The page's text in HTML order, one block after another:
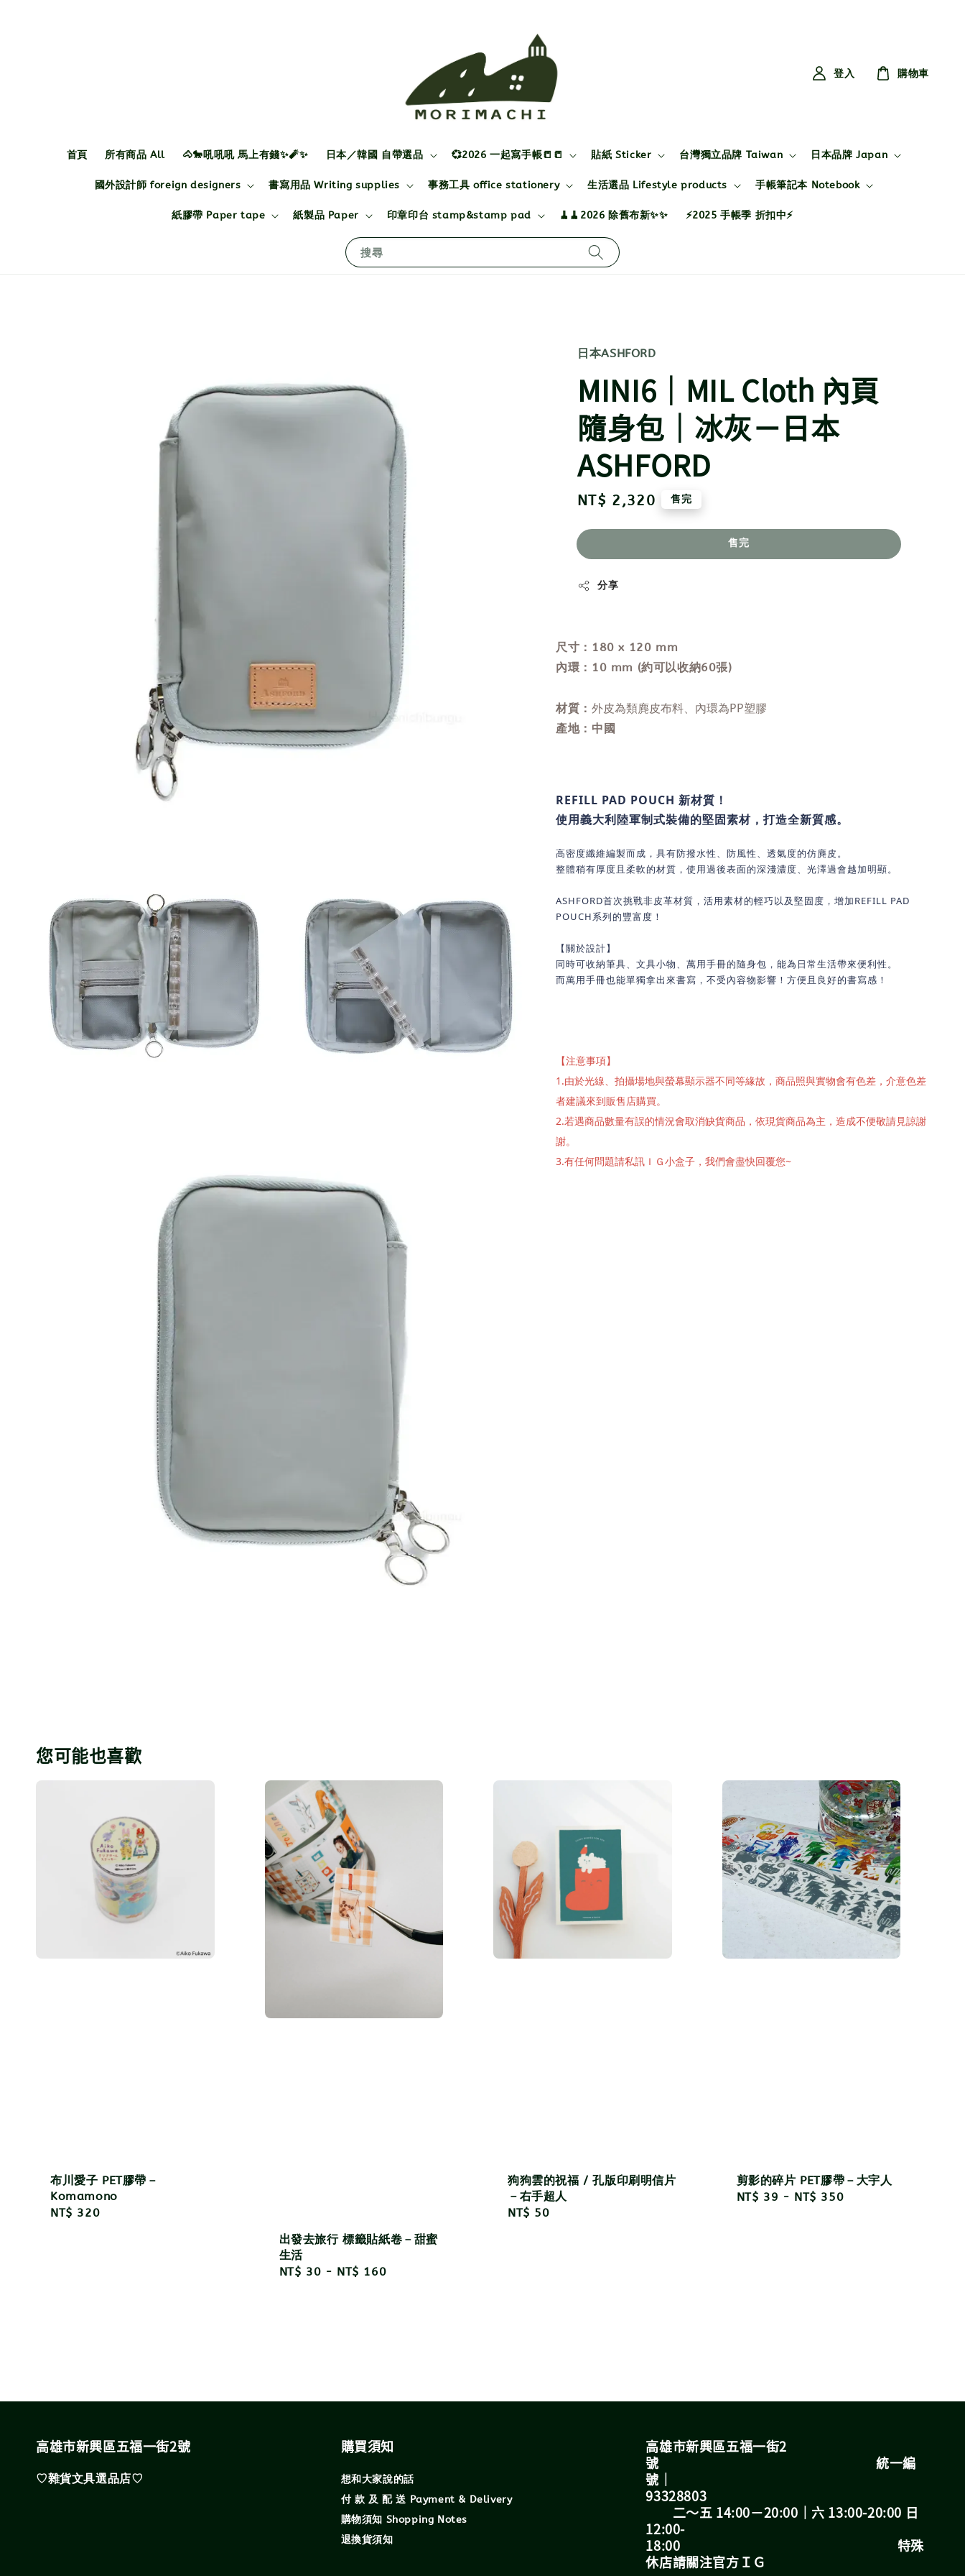
搜尋
首頁 所有商品 All 🐴🐎吼吼吼 馬上有錢✨🧨✨ 日本／韓國 自帶選品 💞2026 一起寫手帳📒📒 貼紙 Sticker 台灣獨立品牌 Taiwan 日本品牌 Japan
國外設計師 foreign designers 書寫用品 Writing supplies 事務工具 office stationery 生活選品 Lifestyle products 手帳筆記本 Notebook
紙膠帶 Paper tape 紙製品 Paper 印章印台 stamp&stamp pad 🧹🧹2026 除舊布新✨✨ ⚡2025 手帳季 折扣中⚡
登入 購物車
日本ASHFORD
MINI6｜MIL Cloth 內頁
隨身包｜冰灰－日本
ASHFORD
Regular
NT$ 2,320 售完
售完
分享
尺寸：180 x 120 mm
內環：10 mm (約可以收納60張)
材質： 外皮為類麂皮布料、內環為PP塑膠
產地：中國
REFILL PAD POUCH 新材質！
使用義大利陸軍制式裝備的堅固素材，打造全新質感。
高密度纖維編製而成，具有防撥水性、防風性、透氣度的仿麂皮。
整體稍有厚度且柔軟的材質，使用過後表面的深淺濃度、光澤過會越加明顯。
ASHFORD首次挑戰非皮革材質，活用素材的輕巧以及堅固度，增加REFILL PAD
POUCH系列的豐富度！
【關於設計】
同時可收納筆具、文具小物、萬用手冊的隨身包，能為日常生活帶來便利性。
而萬用手冊也能單獨拿出來書寫，不受內容物影響！方便且良好的書寫感！
【注意事項】
1.由於光線、拍攝場地與螢幕顯示器不同等緣故，商品照與實物會有色差，介意色差
者建議來到販售店購買。
2.若遇商品數量有誤的情況會取消缺貨商品，依現貨商品為主，造成不便敬請見諒謝
謝。
3.有任何問題請私訊ＩＧ小盒子，我們會盡快回覆您~
您可能也喜歡
布川愛子 PET膠帶－
Komamono
Regular
NT$ 320
出發去旅行 標籤貼紙卷－甜蜜
生活
Regular
NT$ 30 - NT$ 160
狗狗雲的祝福 / 孔版印刷明信片
－右手超人
Regular
NT$ 50
剪影的碎片 PET膠帶－大宇人
Regular
NT$ 39 - NT$ 350
高雄市新興區五福一街2號
♡雜貨文具選品店♡
購買須知
想和大家說的話
付 款 及 配 送 Payment & Delivery
購物須知 Shopping Notes
退換貨須知
高雄市新興區五福一街2
號 統一編
號｜
93328803
二～五 14:00－20:00｜六 13:00-20:00 日
12:00-
18:00 特殊
休店請關注官方ＩＧ